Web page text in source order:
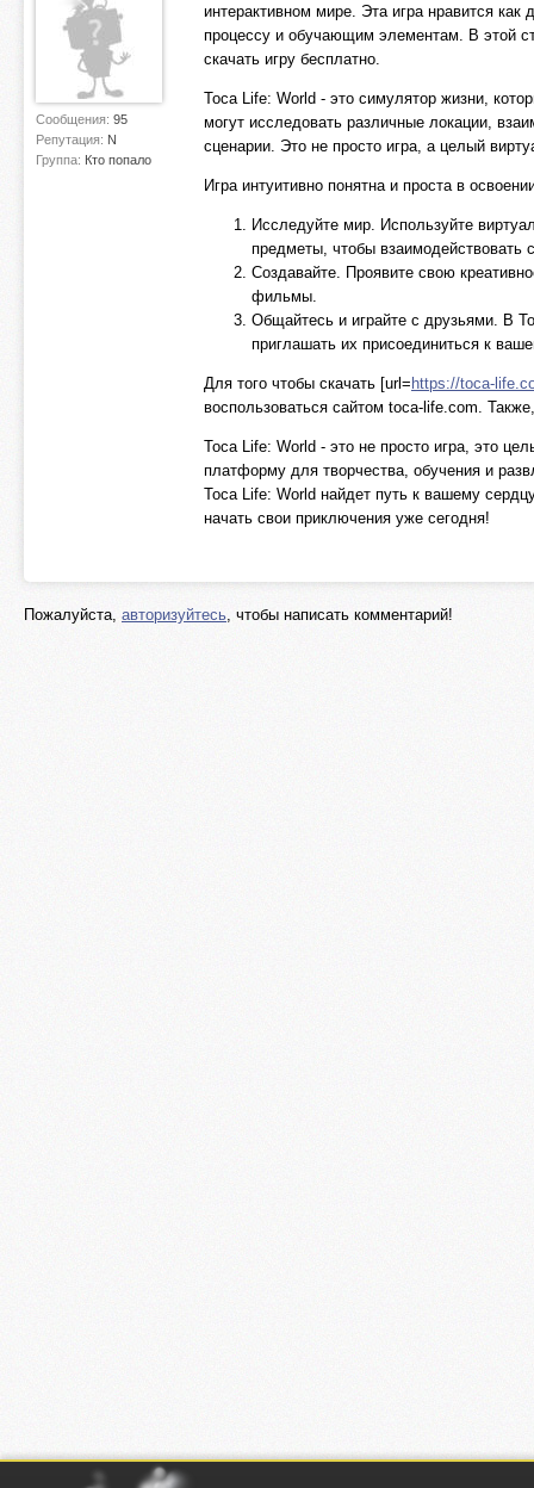
Сообщения: 95
Репутация: N
Группа: Кто попало
интерактивном мире. Эта игра нравится
процессу и обучающим элементам. В этой
скачать игру бесплатно.
Toca Life: World - это симулятор жизни,
могут исследовать различные локации,
сценарии. Это не просто игра, а целый
Игра интуитивно понятна и проста в
Исследуйте мир. Используйте
предметы, чтобы взаимодействовать
Создавайте. Проявите свою
фильмы.
Общайтесь и играйте с друзьями. В
приглашать их присоединиться к
Для того чтобы скачать [url= https://toca-
воспользоваться сайтом toca-life.com.
Toca Life: World - это не просто игра, это
платформу для творчества, обучения и
Toca Life: World найдет путь к вашему
начать свои приключения уже сегодня!
Пожалуйста, авторизуйтесь, чтобы написать комментарий!